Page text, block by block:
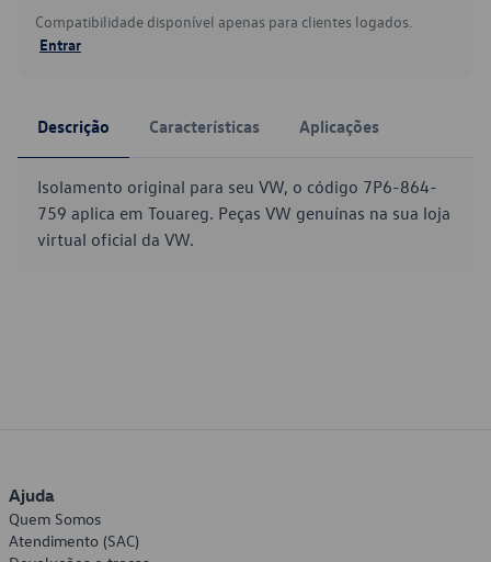
Compatibilidade disponível apenas para clientes logados.
Entrar
Descrição Características Aplicações
Isolamento original para seu VW, o código 7P6-864-
759 aplica em Touareg. Peças VW genuínas na sua loja
virtual oficial da VW.
Ajuda
Quem Somos
Atendimento (SAC)